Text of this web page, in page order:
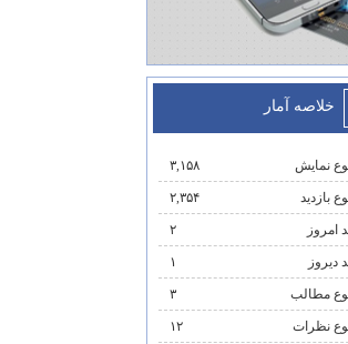
خلاصه آمار
نمایش‌ ۳,۱۵۸
بازدید ۲,۳۵۴
امروز ۲
دیروز ۱
مطالب ۳
نظرات ۱۲